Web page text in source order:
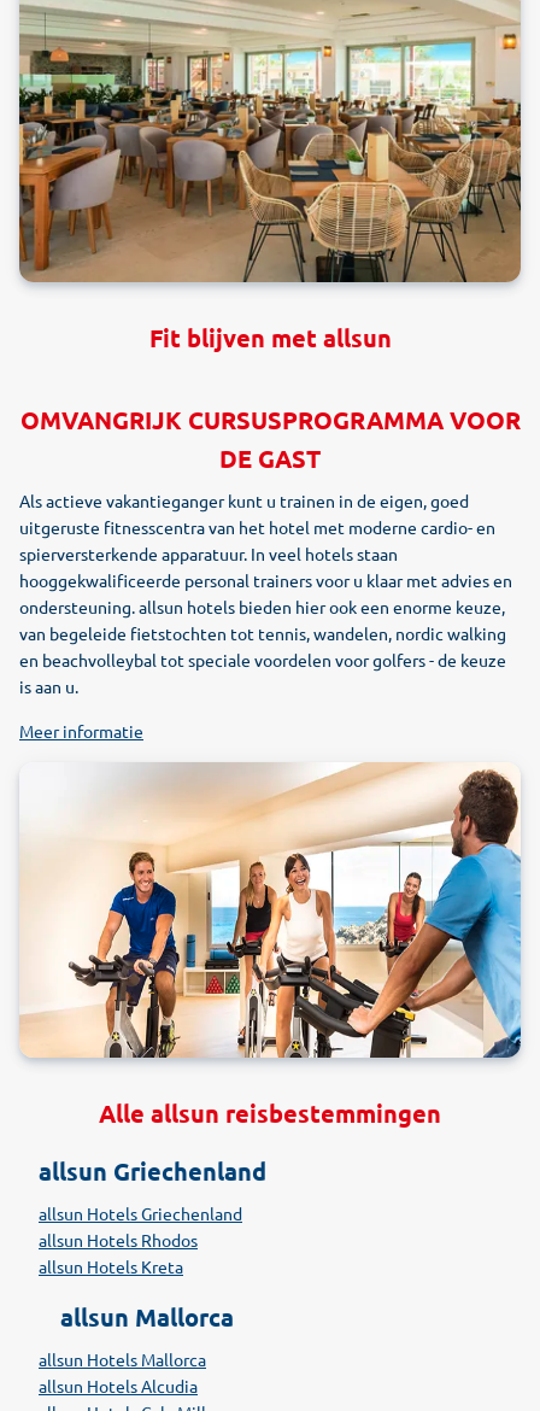
Fit blijven met allsun
OMVANGRIJK CURSUSPROGRAMMA VOOR
DE GAST
Als actieve vakantieganger kunt u trainen in de eigen, goed
uitgeruste fitnesscentra van het hotel met moderne cardio- en
spierversterkende apparatuur. In veel hotels staan
hooggekwalificeerde personal trainers voor u klaar met advies en
ondersteuning. allsun hotels bieden hier ook een enorme keuze,
van begeleide fietstochten tot tennis, wandelen, nordic walking
en beachvolleybal tot speciale voordelen voor golfers - de keuze
is aan u.
Meer informatie
Alle allsun reisbestemmingen
allsun Griechenland
allsun Hotels Griechenland
allsun Hotels Rhodos
allsun Hotels Kreta
allsun Mallorca
allsun Hotels Mallorca
allsun Hotels Alcudia